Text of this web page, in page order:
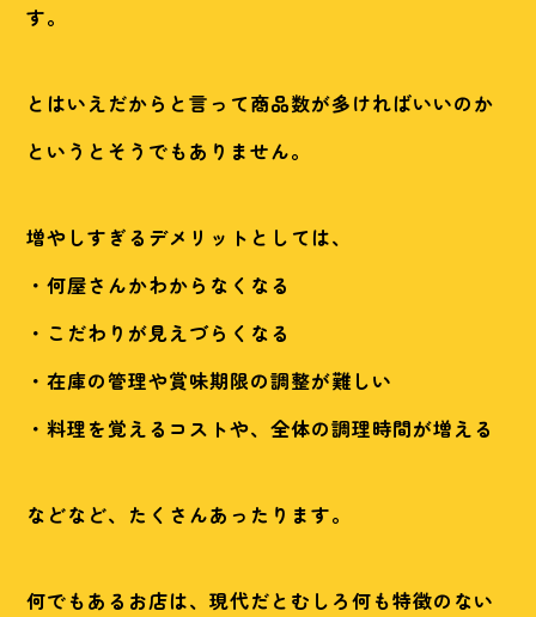
す。
とはいえだからと言って商品数が多ければいいのか
というとそうでもありません。
増やしすぎるデメリットとしては、
・何屋さんかわからなくなる
・こだわりが見えづらくなる
・在庫の管理や賞味期限の調整が難しい
・料理を覚えるコストや、全体の調理時間が増える
などなど、たくさんあったります。
何でもあるお店は、現代だとむしろ何も特徴のない